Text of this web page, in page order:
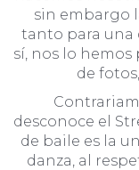
sin embargo
tanto para una
sí, nos lo
de
desconoce el
de baile es la
danza, al